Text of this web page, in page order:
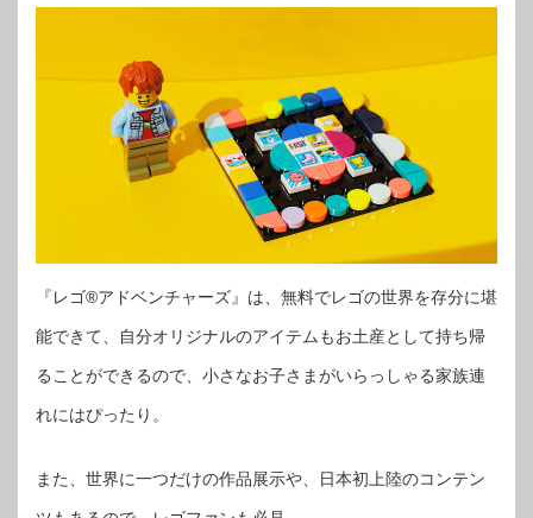
『レゴ®アドベンチャーズ』は、無料でレゴの世界を存分に堪
能できて、自分オリジナルのアイテムもお土産として持ち帰
ることができるので、小さなお子さまがいらっしゃる家族連
れにはぴったり。
また、世界に一つだけの作品展示や、日本初上陸のコンテン